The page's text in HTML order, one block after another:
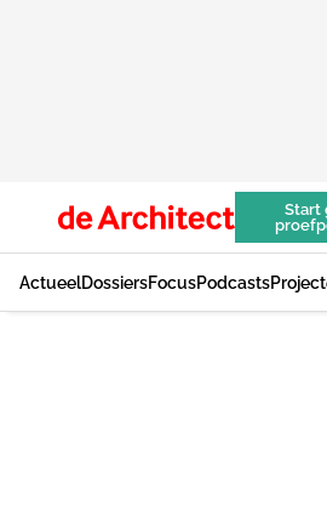
Start
ActueelDossiersFocusPodcasts